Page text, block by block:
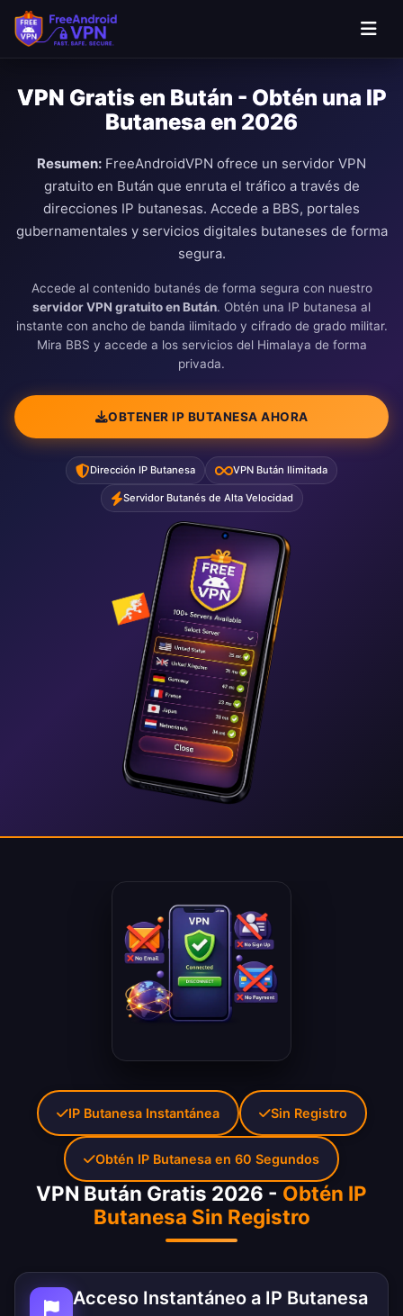
Saltar al contenido principal
VPN Gratis en Bután - Obtén una IP
Butanesa en 2026
Resumen: FreeAndroidVPN ofrece un servidor VPN
gratuito en Bután que enruta el tráfico a través de
direcciones IP butanesas. Accede a BBS, portales
gubernamentales y servicios digitales butaneses de forma
segura.
Accede al contenido butanés de forma segura con nuestro
servidor VPN gratuito en Bután. Obtén una IP butanesa al
instante con ancho de banda ilimitado y cifrado de grado militar.
Mira BBS y accede a los servicios del Himalaya de forma
privada.
OBTENER IP BUTANESA AHORA
Dirección IP Butanesa VPN Bután Ilimitada
Servidor Butanés de Alta Velocidad
VPN Bután Gratis 2026 - Obtén IP
Butanesa Sin Registro
Acceso Instantáneo a IP Butanesa
IP Butanesa Instantánea Sin Registro
Obtén IP Butanesa en 60 Segundos